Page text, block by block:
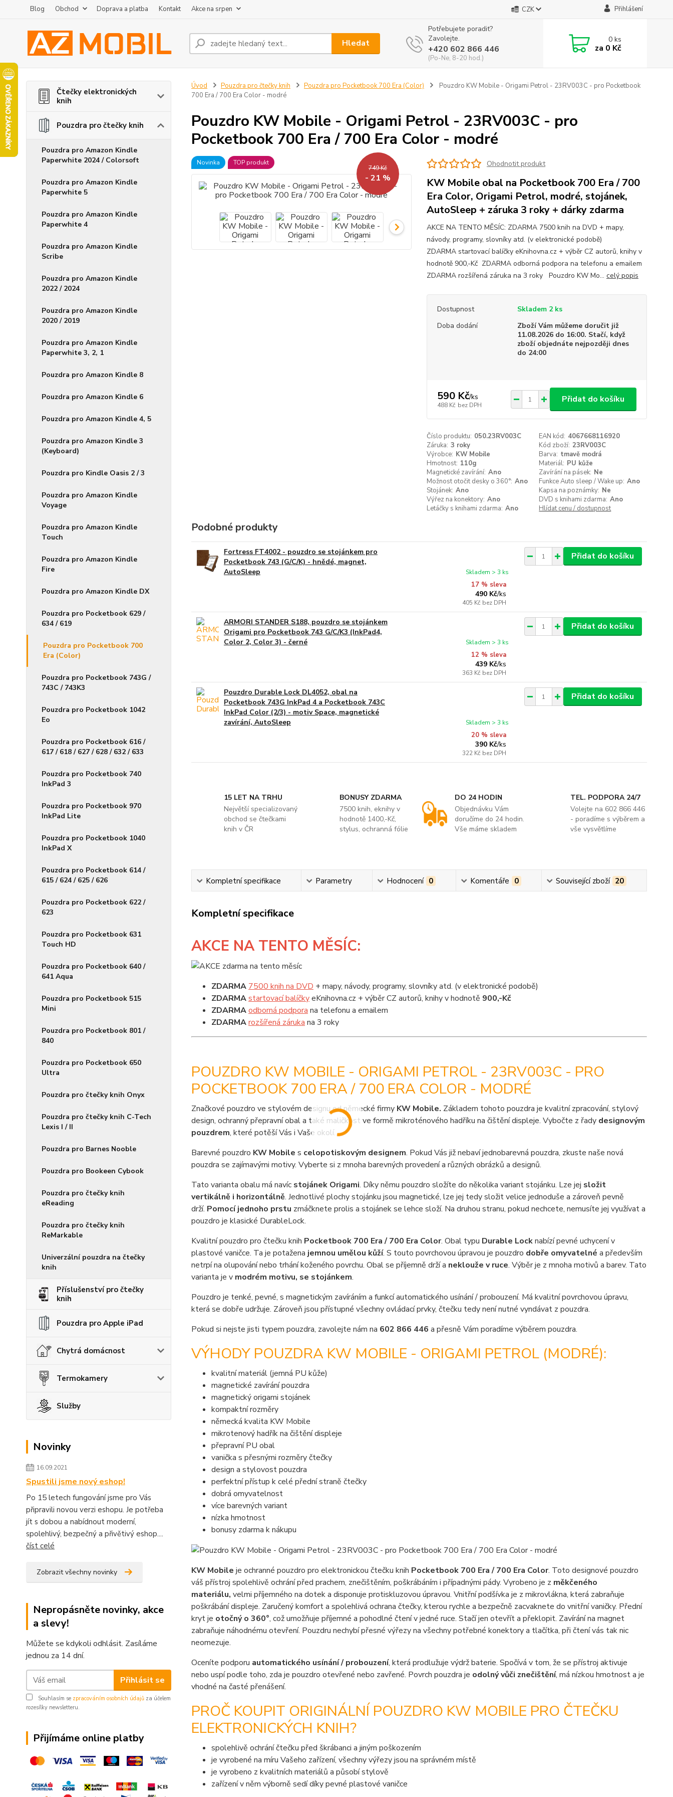
Blog Obchod Doprava a platba Kontakt Akce na srpen CZK Přihlášení
Hledat
Potřebujete poradit?
Zavolejte.
+420 602 866 446
(Po-Ne, 8-20 hod.)
0ks
za 0 Kč
Čtečky elektronických
knih
Pouzdra pro čtečky knih
Pouzdra pro Amazon Kindle
Paperwhite 2024 / Colorsoft
Pouzdra pro Amazon Kindle
Paperwhite 5
Pouzdra pro Amazon Kindle
Paperwhite 4
Pouzdra pro Amazon Kindle
Scribe
Pouzdra pro Amazon Kindle
2022 / 2024
Pouzdra pro Amazon Kindle
2020 / 2019
Pouzdra pro Amazon Kindle
Paperwhite 3, 2, 1
Pouzdra pro Amazon Kindle 8
Pouzdra pro Amazon Kindle 6
Pouzdra pro Amazon Kindle 4, 5
Pouzdra pro Amazon Kindle 3
(Keyboard)
Pouzdra pro Kindle Oasis 2 / 3
Pouzdra pro Amazon Kindle
Voyage
Pouzdra pro Amazon Kindle
Touch
Pouzdra pro Amazon Kindle
Fire
Pouzdra pro Amazon Kindle DX
Pouzdra pro Pocketbook 629 /
634 / 619
Pouzdra pro Pocketbook 700
Era (Color)
Pouzdra pro Pocketbook 743G /
743C / 743K3
Pouzdra pro Pocketbook 1042
Eo
Pouzdra pro Pocketbook 616 /
617 / 618 / 627 / 628 / 632 / 633
Pouzdra pro Pocketbook 740
InkPad 3
Pouzdra pro Pocketbook 970
InkPad Lite
Pouzdra pro Pocketbook 1040
InkPad X
Pouzdra pro Pocketbook 614 /
615 / 624 / 625 / 626
Pouzdra pro Pocketbook 622 /
623
Pouzdra pro Pocketbook 631
Touch HD
Pouzdra pro Pocketbook 640 /
641 Aqua
Pouzdra pro Pocketbook 515
Mini
Pouzdra pro Pocketbook 801 /
840
Pouzdra pro Pocketbook 650
Ultra
Pouzdra pro čtečky knih Onyx
Pouzdra pro čtečky knih C-Tech
Lexis I / II
Pouzdra pro Barnes Nooble
Pouzdra pro Bookeen Cybook
Pouzdra pro čtečky knih
eReading
Pouzdra pro čtečky knih
ReMarkable
Univerzální pouzdra na čtečky
knih
Příslušenství pro čtečky
knih
Pouzdra pro Apple iPad
Chytrá domácnost
Termokamery
Služby
Novinky
16.09.2021
Spustili jsme nový eshop!
Po 15 letech fungování jsme pro Vás
připravili novou verzi eshopu. Je potřeba
jít s dobou a nabídnout moderní,
spolehlivý, bezpečný a přivětivý eshop....
číst celé
Zobrazit všechny novinky
Nepropásněte novinky, akce
a slevy!
Můžete se kdykoli odhlásit. Zasíláme
jednou za 14 dní.
Přihlásit se
Souhlasím se zpracováním osobních údajů za účelem
rozesílky newsletteru.
Přijímáme online platby
Úvod Pouzdra pro čtečky knih Pouzdra pro Pocketbook 700 Era (Color)
Pouzdro KW Mobile - Origami Petrol - 23RV003C - pro Pocketbook
700 Era / 700 Era Color - modré
Pouzdro KW Mobile - Origami Petrol - 23RV003C - pro
Pocketbook 700 Era / 700 Era Color - modré
Novinka TOP produkt
749 Kč
- 21 %
Ohodnotit produkt
KW Mobile obal na Pocketbook 700 Era / 700
Era Color, Origami Petrol, modré, stojánek,
AutoSleep + záruka 3 roky + dárky zdarma
AKCE NA TENTO MĚSÍC: ZDARMA 7500 knih na DVD + mapy,
návody, programy, slovníky atd. (v elektronické podobě)
ZDARMA startovací balíčky eKnihovna.cz + výběr CZ autorů, knihy v
hodnotě 900,-Kč ZDARMA odborná podpora na telefonu a emailem
ZDARMA rozšířená záruka na 3 roky Pouzdro KW Mo... celý popis
Dostupnost
Skladem 2 ks
Doba dodání
Zboží Vám můžeme doručit již
11.08.2026 do 16:00. Stačí, když
zboží objednáte nejpozději dnes
do 24:00
590 Kč/ks
488 Kč bez DPH
Přidat do košíku
Číslo produktu: 050.23RV003C EAN kód: 4067668116920
Záruka: 3 roky Kód zboží: 23RV003C
Výrobce: KW Mobile Barva: tmavě modrá
Hmotnost: 110g Materiál: PU kůže
Magnetické zavírání: Ano Zavírání na pásek: Ne
Možnost otočit desky o 360°: Ano Funkce Auto sleep / Wake up: Ano
Stojánek: Ano Kapsa na poznámky: Ne
Výřez na konektory: Ano DVD s knihami zdarma: Ano
Letáčky s knihami zdarma: Ano Hlídat cenu / dostupnost
Podobné produkty
Fortress FT4002 - pouzdro se stojánkem pro
Pocketbook 743 (G/C/K) - hnědé, magnet,
AutoSleep
17 % sleva
490 Kč/ks
405 Kč bez DPH
Skladem > 3 ks
Přidat do košíku
ARMORI STANDER S188, pouzdro se stojánkem
Origami pro Pocketbook 743 G/C/K3 (InkPad4,
Color 2, Color 3) - černé
12 % sleva
439 Kč/ks
363 Kč bez DPH
Skladem > 3 ks
Přidat do košíku
Pouzdro Durable Lock DL4052, obal na
Pocketbook 743G InkPad 4 a Pocketbook 743C
InkPad Color (2/3) - motiv Space, magnetické
zavírání, AutoSleep
20 % sleva
390 Kč/ks
322 Kč bez DPH
Skladem > 3 ks
Přidat do košíku
15 LET NA TRHU
Největší specializovaný
obchod se čtečkami
knih v ČR
BONUSY ZDARMA
7500 knih, eknihy v
hodnotě 1400,-Kč,
stylus, ochranná fólie
DO 24 HODIN
Objednávku Vám
doručíme do 24 hodin.
Vše máme skladem
TEL. PODPORA 24/7
Volejte na 602 866 446
- poradíme s výběrem a
vše vysvětlíme
Kompletní specifikace Parametry Hodnocení 0 Komentáře 0 Související zboží 20
Kompletní specifikace
AKCE NA TENTO MĚSÍC:
ZDARMA 7500 knih na DVD + mapy, návody, programy, slovníky atd. (v elektronické podobě)
ZDARMAstartovací balíčkyeKnihovna.cz + výběr CZ autorů, knihy v hodnotě 900,-Kč
ZDARMAodborná podpora na telefonu a emailem
ZDARMArozšířená záruka na 3 roky
POUZDRO KW MOBILE - ORIGAMI PETROL - 23RV003C - PRO
POCKETBOOK 700 ERA / 700 ERA COLOR - MODRÉ
Značkové pouzdro ve stylovém designu od německé firmy KW Mobile. Základem tohoto pouzdra je kvalitní zpracování, stylový
design, ochranný přepravní obal a také maličkost ve formě mikroténového hadříku na čištění displeje. Vybočte z řady designovým
pouzdrem, které potěší Vás i Vaše okolí.
Barevné pouzdro KW Mobile s celopotiskovým designem. Pokud Vás již nebaví jednobarevná pouzdra, zkuste naše nová
pouzdra se zajímavými motivy. Vyberte si z mnoha barevných provedení a různých obrázků a designů.
Tato varianta obalu má navíc stojánek Origami. Díky němu pouzdro složíte do několika variant stojánku. Lze jej složit
vertikálně i horizontálně. Jednotlivé plochy stojánku jsou magnetické, lze jej tedy složit velice jednoduše a zároveň pevně
drží. Pomocí jednoho prstu zmáčknete prolis a stojánek se lehce složí. Na druhou stranu, pokud nechcete, nemusíte jej využívat a
pouzdro je klasické DurableLock.
Kvalitní pouzdro pro čtečku knih Pocketbook 700 Era / 700 Era Color. Obal typu Durable Locknabízí pevné uchycení v
plastové vaničce. Ta je potažena jemnou umělou kůží. S touto povrchovou úpravou je pouzdro dobře omyvatelné a především
netrpí na olupování nebo trhání koženého povrchu. Obal se příjemně drží a neklouže v ruce. Výběr je z mnoha motivů a barev. Tato
varianta je v modrém motivu, se stojánkem.
Pouzdro je tenké, pevné, s magnetickým zavíráním a funkcí automatického usínání / probouzení. Má kvalitní povrchovou úpravu,
která se dobře udržuje. Zároveň jsou přístupné všechny ovládací prvky, čtečku tedy není nutné vyndávat z pouzdra.
Pokud si nejste jisti typem pouzdra, zavolejte nám na 602 866 446 a přesně Vám poradíme výběrem pouzdra.
VÝHODY POUZDRA KW MOBILE - ORIGAMI PETROL (MODRÉ):
kvalitní materiál (jemná PU kůže)
magnetické zavírání pouzdra
magnetický origami stojánek
kompaktní rozměry
německá kvalita KW Mobile
mikrotenový hadřík na čištění displeje
přepravní PU obal
vanička s přesnými rozměry čtečky
design a stylovost pouzdra
perfektní přístup k celé přední straně čtečky
dobrá omyvatelnost
více barevných variant
nízka hmotnost
bonusy zdarma k nákupu
KW Mobile je ochranné pouzdro pro elektronickou čtečku knih Pocketbook 700 Era / 700 Era Color. Toto designové pouzdro
váš přístroj spolehlivě ochrání před prachem, znečištěním, poškrábáním i případnými pády. Vyrobeno je z měkčeného
materiálu, velmi příjemného na dotek a disponuje protiskluzovou úpravou. Vnitřní podšívka je z mikrovlákna, která zabraňuje
poškrábání displeje. Zaručený komfort a spolehlivá ochrana čtečky, kterou rychle a bezpečně zacvaknete do vnitřní vaničky. Přední
kryt je otočný o 360°, což umožňuje příjemné a pohodlné čtení v jedné ruce. Stačí jen otevřít a překlopit. Zavírání na magnet
zabraňuje náhodnému otevření. Pouzdru nechybí přesné výřezy na všechny potřebné konektory a tlačítka, při čtení vás tak nic
neomezuje.
Oceníte podporu automatického usínání / probouzení, která prodlužuje výdrž baterie. Spočívá v tom, že se přístroj aktivuje
nebo uspí podle toho, zda je pouzdro otevřené nebo zavřené. Povrch pouzdra je odolný vůči znečištění, má nízkou hmotnost a je
vhodné na časté přenášení.
PROČ KOUPIT ORIGINÁLNÍ POUZDRO KW MOBILE PRO ČTEČKU
ELEKTRONICKÝCH KNIH?
spolehlivě ochrání čtečku před škrábanci a jiným poškozením
je vyrobené na míru Vašeho zařízení, všechny výřezy jsou na správném místě
je vyrobeno z kvalitních materiálů a působí stylově
zařízení v něm výborně sedí díky pevné plastové vaničce